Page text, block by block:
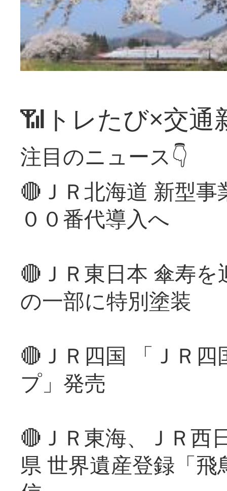
📶トレたび×交通
注目のニュース👇
🔴ＪＲ北海道 新型
００番代導入へ
🔴ＪＲ東日本 傘寿
の一部に特別塗装
🔴ＪＲ四国 「ＪＲ
プ」発売
🔴ＪＲ東海、ＪＲ西
県 世界遺産登録「